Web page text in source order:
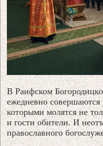
В Раифском
ежедневно совершаются
которыми молятся не
и гости обители. И
православного